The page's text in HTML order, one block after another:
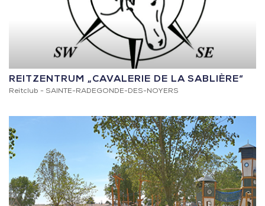
REITZENTRUM „CAVALERIE DE LA SABLIÈRE“
Reitclub - SAINTE-RADEGONDE-DES-NOYERS